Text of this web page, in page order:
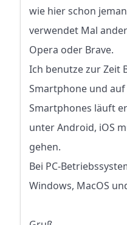
wie hier schon
verwendet Mal
Opera oder Brave.
Ich benutze zur Zeit
Smartphone und auf
Smartphones läuft
unter Android, iOS
gehen.
Bei PC-
Windows, MacOS